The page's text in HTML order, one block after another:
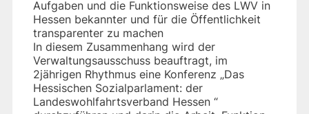
Aufgaben und die Funktionsweise des LWV in
Hessen bekannter und für die Öffentlichkeit
transparenter zu machen
In diesem Zusammenhang wird der
Verwaltungsausschuss beauftragt, im
2jährigen Rhythmus eine Konferenz „Das
Hessischen Sozialparlament: der
Landeswohlfahrtsverband Hessen “